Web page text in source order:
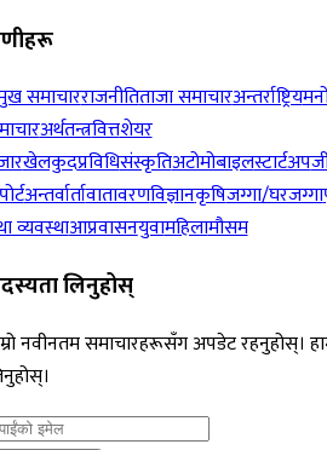
समाचारराजनीतिताजा समाचारअन्तर्राष्ट्रिय
अर्थतन्त्रवित्तशेयर
खेलकुदप्रविधिसंस्कृतिअटोमोबाइलस्टार्टअप
अन्तर्वार्तावातावरणविज्ञानकृषिजग्गा/घरजग्गा
व्यवस्थाआप्रवासनयुवामहिलामौसम
लिनुहोस्
नवीनतम समाचारहरूसँग अपडेट रहनुहोस्।